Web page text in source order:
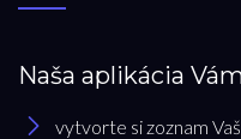
Naša aplikácia
vytvorte si zoznam